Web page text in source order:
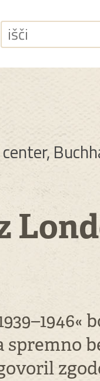
išči